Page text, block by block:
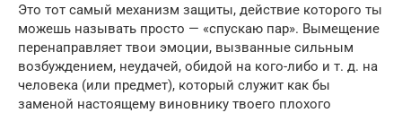
Это тот самый механизм защиты, действие которого ты
можешь называть просто — «спускаю пар». Вымещение
перенаправляет твои эмоции, вызванные сильным
возбуждением, неудачей, обидой на кого-либо и т. д. на
человека (или предмет), который служит как бы
заменой настоящему виновнику твоего плохого